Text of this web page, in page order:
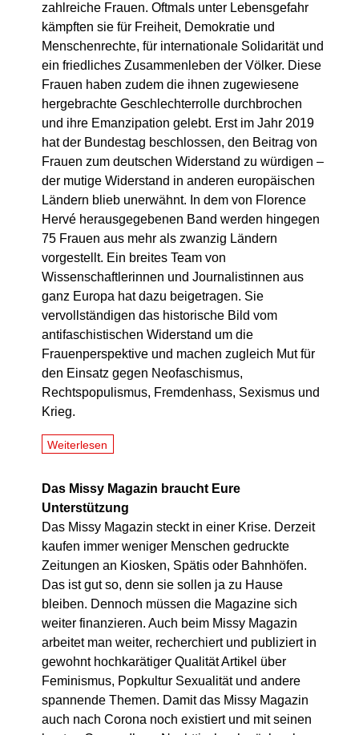
zahlreiche Frauen. Oftmals unter Lebensgefahr
kämpften sie für Freiheit, Demokratie und
Menschenrechte, für internationale Solidarität und
ein friedliches Zusammenleben der Völker. Diese
Frauen haben zudem die ihnen zugewiesene
hergebrachte Geschlechterrolle durchbrochen
und ihre Emanzipation gelebt. Erst im Jahr 2019
hat der Bundestag beschlossen, den Beitrag von
Frauen zum deutschen Widerstand zu würdigen –
der mutige Widerstand in anderen europäischen
Ländern blieb unerwähnt. In dem von Florence
Hervé herausgegebenen Band werden hingegen
75 Frauen aus mehr als zwanzig Ländern
vorgestellt. Ein breites Team von
Wissenschaftlerinnen und Journalistinnen aus
ganz Europa hat dazu beigetragen. Sie
vervollständigen das historische Bild vom
antifaschistischen Widerstand um die
Frauenperspektive und machen zugleich Mut für
den Einsatz gegen Neofaschismus,
Rechtspopulismus, Fremdenhass, Sexismus und
Krieg.
Weiterlesen
Das Missy Magazin braucht Eure
Unterstützung
Das Missy Magazin steckt in einer Krise. Derzeit
kaufen immer weniger Menschen gedruckte
Zeitungen an Kiosken, Spätis oder Bahnhöfen.
Das ist gut so, denn sie sollen ja zu Hause
bleiben. Dennoch müssen die Magazine sich
weiter finanzieren. Auch beim Missy Magazin
arbeitet man weiter, recherchiert und publiziert in
gewohnt hochkarätiger Qualität Artikel über
Feminismus, Popkultur Sexualität und andere
spannende Themen. Damit das Missy Magazin
auch nach Corona noch existiert und mit seinen